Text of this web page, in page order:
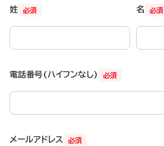
必須
姓 必須
名
必須
電話番号(ハイフンなし)
必須
メールアドレス